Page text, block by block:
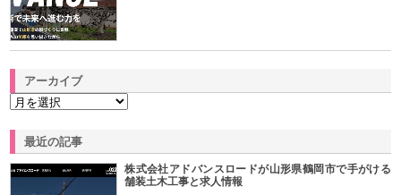
アーカイブ
最近の記事
株式会社アドバンスロードが山形県鶴岡市で手がける
舗装土木工事と求人情報